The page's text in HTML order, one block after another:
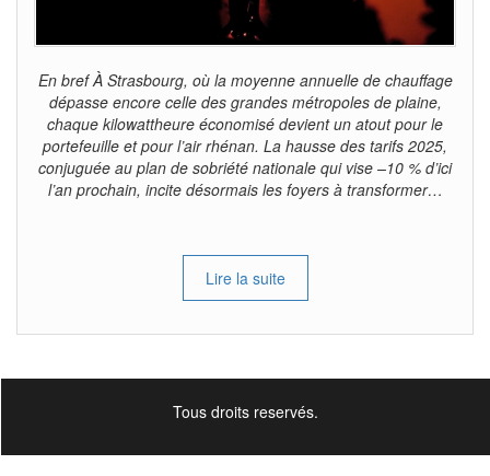
En bref À Strasbourg, où la moyenne annuelle de chauffage
dépasse encore celle des grandes métropoles de plaine,
chaque kilowattheure économisé devient un atout pour le
portefeuille et pour l’air rhénan. La hausse des tarifs 2025,
conjuguée au plan de sobriété nationale qui vise –10 % d’ici
l’an prochain, incite désormais les foyers à transformer…
Lire la suite
Tous droits reservés.